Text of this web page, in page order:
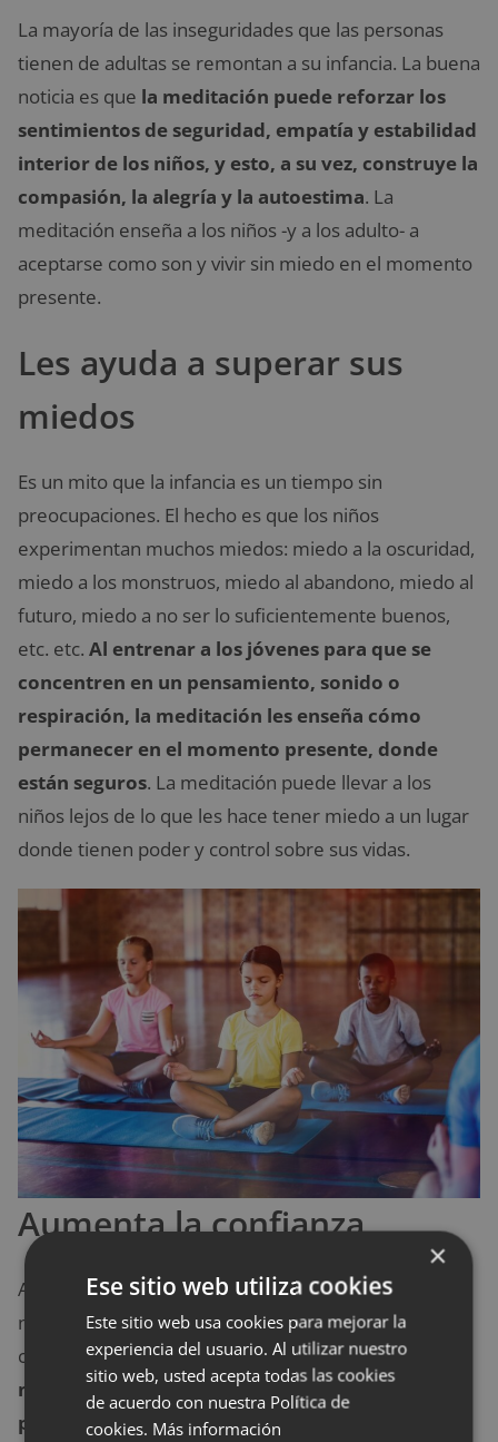
La mayoría de las inseguridades que las personas
tienen de adultas se remontan a su infancia. La buena
noticia es que la meditación puede reforzar los
sentimientos de seguridad, empatía y estabilidad
interior de los niños, y esto, a su vez, construye la
compasión, la alegría y la autoestima. La
meditación enseña a los niños -y a los adulto- a
aceptarse como son y vivir sin miedo en el momento
presente.
Les ayuda a superar sus
miedos
Es un mito que la infancia es un tiempo sin
preocupaciones. El hecho es que los niños
experimentan muchos miedos: miedo a la oscuridad,
miedo a los monstruos, miedo al abandono, miedo al
futuro, miedo a no ser lo suficientemente buenos,
etc. etc. Al entrenar a los jóvenes para que se
concentren en un pensamiento, sonido o
respiración, la meditación les enseña cómo
permanecer en el momento presente, donde
están seguros. La meditación puede llevar a los
niños lejos de lo que les hace tener miedo a un lugar
donde tienen poder y control sobre sus vidas.
Aumenta la confianza
Aprender a dirigir y controlar su atención ayuda a los
niños a tomar conciencia de sí mismos y a tener más
confianza en sí mismos.La confianza se desarrolla
naturalmente cuando los niños aprenden de su
práctica de meditación que no tienen que
×
Ese sitio web utiliza cookies
Este sitio web usa cookies para mejorar la
experiencia del usuario. Al utilizar nuestro
sitio web, usted acepta todas las cookies
de acuerdo con nuestra Política de
cookies. Más información